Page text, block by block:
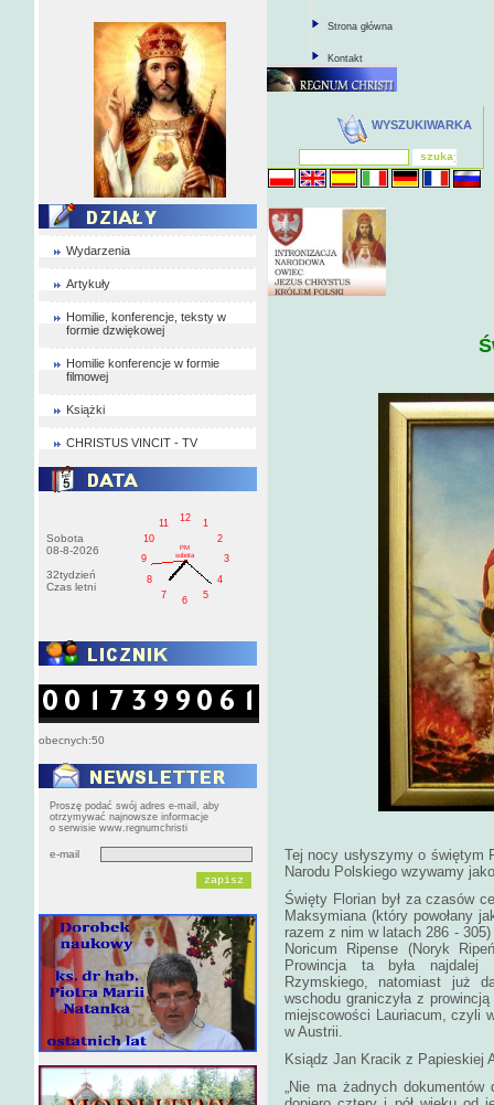
Wydarzenia
Artykuły
Homilie, konferencje, teksty w
formie dzwiękowej
Homilie konferencje w formie
filmowej
Książki
CHRISTUS VINCIT - TV
Sobota
08-8-2026
32tydzień
Czas letni
1
2
3
4
5
6
7
8
9
10
11
12
PM
sobota
obecnych:50
Proszę podać swój adres e-mail, aby
otrzymywać najnowsze informacje
o serwisie www.regnumchristi
e-mail
Strona główna
Kontakt
WYSZUKIWARKA
Tej nocy usłyszymy o świętym
Narodu Polskiego wzywamy
Święty Florian był za czasów
Maksymiana (który powołany
razem z nim w latach 286 -
Noricum Ripense (Noryk
Prowincja ta była najdalej
Rzymskiego, natomiast już
wschodu graniczyła z
miejscowości Lauriacum, czyli
w Austrii.
Ksiądz Jan Kracik z Papieskiej
„Nie ma żadnych